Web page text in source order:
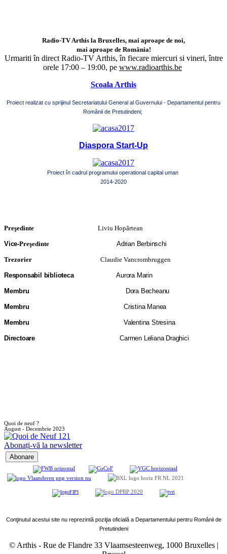
Radio-TV Arthis la Bruxelles, mai aproape de noi,
mai aproape de România!
Urmariti în direct Radio-TV Arthis, în fiecare miercuri si vineri, între
orele 17:00 – 19:00, pe www.radioarthis.be
Scoala Arthis
Proiect realizat cu sprijinul Secretariatului General al Guvernului - Departamentul pentru
Românii de Pretutindeni;
Diaspora Start-Up
Proiect în cadrul programului operational capital uman
2014-2020
Preşedinte Liviu Hopârtean
Vice-Preşedinte Adrian Berbinschi
Trezorier Claudie Vancrombruggen
Responsabil bibliotecaAurora Marin
Membru Dora Becheanu
Membru Cristina Manea
Membru Valentina Stresina
DirectoareCarmen Leliana Draghici
Quoi de neuf ?
August - Decembrie 2023
Abonați-vă la newsletter
Conţinutul acestui site nu reprezintă poziţia oficială a Departamentului pentru Românii de
Pretutindeni
© Arthis -Rue de Flandre 33 Vlaamsesteenweg, 1000 Bruxelles |